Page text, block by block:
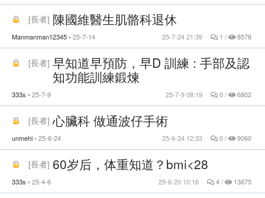
[長者] 陳國維醫生肌骼科退休
Manmanman12345 25-7-14 1 / 8578
25-7-24 21:39
[長者] 早知道早預防，早D 訓練 : 手部及認
知功能訓練鍛煉
333s 25-7-9 0 / 6802
25-7-9 08:19
[長者] 心臟科 做通波仔手術
unmehi 25-6-24 0 / 9060
25-6-24 12:33
[長者] 60岁后，体重知道？bmi<28
333s 25-4-6 4 / 13675
25-6-20 10:16